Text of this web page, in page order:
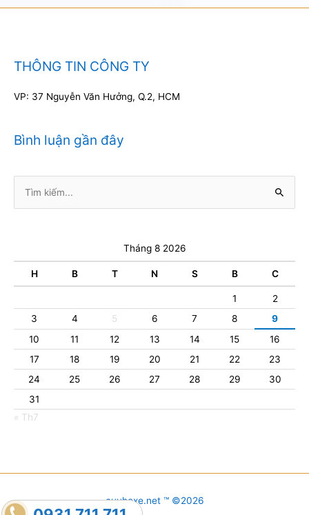
THÔNG TIN CÔNG TY
VP: 37 Nguyễn Văn Hưởng, Q.2, HCM
Bình luận gần đây
kiếm:
Tháng 8 2026
H B T N S B C
1
2
3
4 5 6 7 8
9
10
11 12 13 14 15
16
17
18 19 20 21 22
23
24
25 26 27 28 29
30
31
« Th7
cuuhoxe.net ™ ©2026